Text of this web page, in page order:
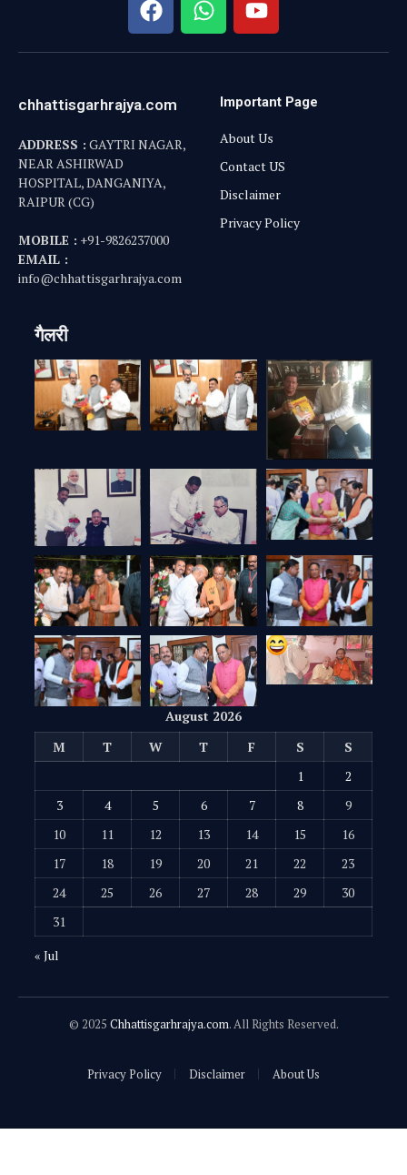
chhattisgarhrajya.com
ADDRESS : GAYTRI NAGAR,
NEAR ASHIRWAD
HOSPITAL, DANGANIYA,
RAIPUR (CG)
MOBILE : +91-9826237000
EMAIL :
info@chhattisgarhrajya.com
Important Page
About Us
Contact US
Disclaimer
Privacy Policy
गैलरी
August 2026
M
T W T F S
S
1
2
3
4 5 6 7 8
9
10
11 12 13 14 15
16
17
18 19 20 21 22
23
24
25 26 27 28 29
30
31
« Jul
© 2025 Chhattisgarhrajya.com. All Rights Reserved.
Privacy Policy Disclaimer About Us